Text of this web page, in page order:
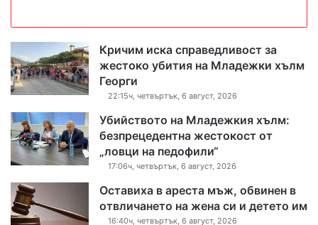
Кричим иска справедливост за
жестоко убития на Младежки хълм
Георги
22:15ч, четвъртък, 6 август, 2026
Убийството на Младежкия хълм:
безпрецедентна жестокост от
„ловци на педофили“
17:06ч, четвъртък, 6 август, 2026
Оставиха в ареста мъж, обвинен в
отвличането на жена си и детето им
16:40ч, четвъртък, 6 август, 2026